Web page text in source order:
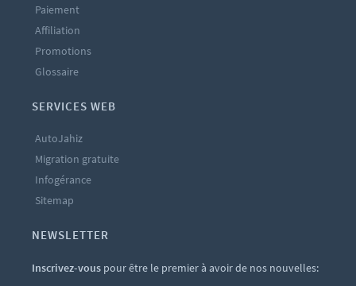
Paiement
Affiliation
Promotions
Glossaire
SERVICES WEB
AutoJahiz
Migration gratuite
Infogérance
Sitemap
NEWSLETTER
Inscrivez-vous pour être le premier à avoir de nos nouvelles: